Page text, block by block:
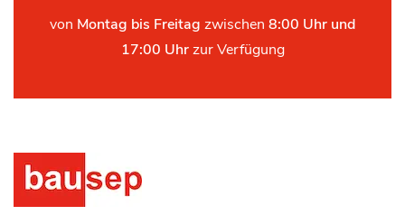
von Montag bis Freitag zwischen 8:00 Uhr und
17:00 Uhrzur Verfügung